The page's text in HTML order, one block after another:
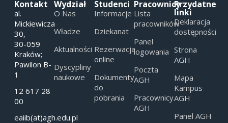
Kontakt
al.
Mickiewicza
30,
30-059
Kraków;
Pawilon B-
1
12 617 28
00
eaiib(at)agh.edu.pl
Wydział
O Nas
Władze
Aktualności
Dyscypliny
naukowe
Studenci
Informacje
Dziekanat
Rezerwacja
online
Dokumenty
do
pobrania
Pracownicy
Lista
pracowników
Panel
logowania
Poczta
AGH
Pracownicy
AGH
Przydatne
linki
Deklaracja
dostępności
Strona
AGH
Mapa
Kampus
AGH
Panel AGH